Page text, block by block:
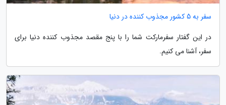
سفر به 5 کشور مجذوب کننده در دنیا
در این گفتار سفرمارکت شما را با پنج مقصد مجذوب کننده دنیا برای
سفر، آشنا می کنیم.